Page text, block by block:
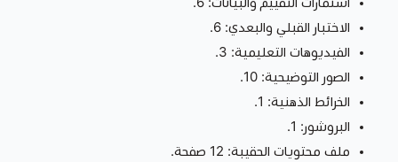
الاختبار القبلي والبعدي: 6.
الفيديوهات التعليمية: 3.
الصور التوضيحية: 10.
الخرائط الذهنية: 1.
البروشور: 1.
ملف محتويات الحقيبة: 12 صفحة.